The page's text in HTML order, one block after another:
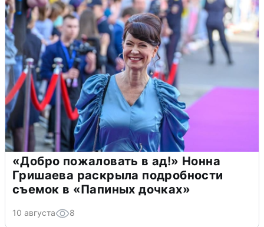
«Добро пожаловать в ад!» Нонна
Гришаева раскрыла подробности
съемок в «Папиных дочках»
10 августа 8